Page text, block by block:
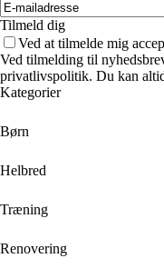
Tilmeld dig
Ved at tilmelde mig
Ved tilmelding til
privatlivspolitik. Du kan
Kategorier
Børn
Helbred
Træning
Renovering